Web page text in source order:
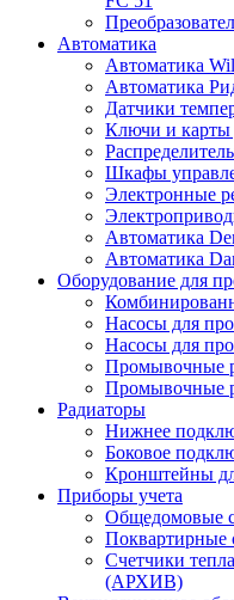
Автоматика
Автоматика
Автоматика
Датчики
Ключи и карты
Шкафы
Электронные
Автоматика
Автоматика
Оборудование для
Насосы для
Насосы для
Промывочные
Промывочные
Радиаторы
Нижнее
Боковое
Кронштейны
Приборы учета
Общедомовые
Поквартирные
Счетчики
(АРХИВ)